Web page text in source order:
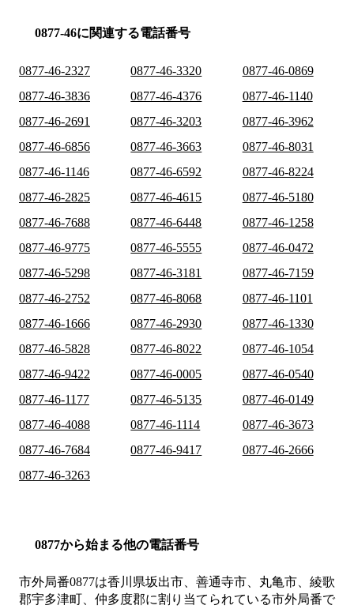
0877-46に関連する電話番号
0877-46-2327 0877-46-3320
0877-46-0869
0877-46-3836
0877-46-4376
0877-46-1140
0877-46-2691
0877-46-3203
0877-46-3962
0877-46-6856
0877-46-3663
0877-46-8031
0877-46-1146
0877-46-6592
0877-46-8224
0877-46-2825
0877-46-4615
0877-46-5180
0877-46-7688
0877-46-6448
0877-46-1258
0877-46-9775
0877-46-5555
0877-46-0472
0877-46-5298
0877-46-3181
0877-46-7159
0877-46-2752
0877-46-8068
0877-46-1101
0877-46-1666
0877-46-2930
0877-46-1330
0877-46-5828
0877-46-8022
0877-46-1054
0877-46-9422
0877-46-0005
0877-46-0540
0877-46-1177
0877-46-5135
0877-46-0149
0877-46-4088
0877-46-1114
0877-46-3673
0877-46-7684
0877-46-9417
0877-46-2666
0877-46-3263
0877から始まる他の電話番号
市外局番0877は香川県坂出市、善通寺市、丸亀市、綾歌
郡宇多津町、仲多度郡に割り当てられている市外局番で